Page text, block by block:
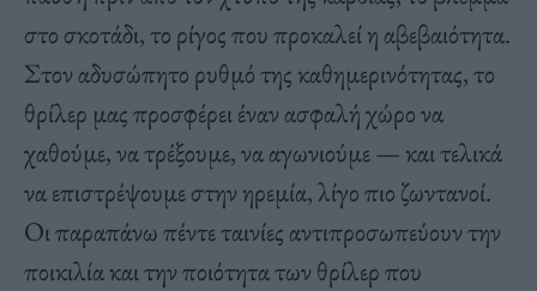
στο σκοτάδι, το ρίγος που προκαλεί η αβεβαιότητα.
Στον αδυσώπητο ρυθμό της καθημερινότητας, το
θρίλερ μας προσφέρει έναν ασφαλή χώρο να
χαθούμε, να τρέξουμε, να αγωνιούμε — και τελικά
να επιστρέψουμε στην ηρεμία, λίγο πιο ζωντανοί.
Οι παραπάνω πέντε ταινίες αντιπροσωπεύουν την
ποικιλία και την ποιότητα των θρίλερ που